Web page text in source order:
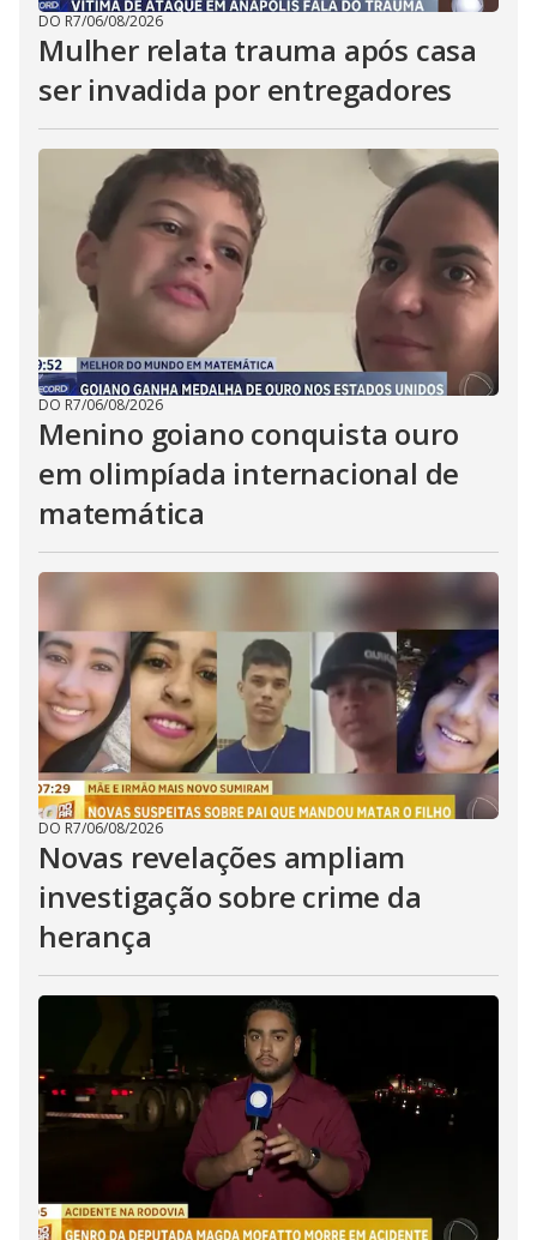
DO R7/06/08/2026
Mulher relata trauma após casa
ser invadida por entregadores
DO R7/06/08/2026
Menino goiano conquista ouro
em olimpíada internacional de
matemática
DO R7/06/08/2026
Novas revelações ampliam
investigação sobre crime da
herança